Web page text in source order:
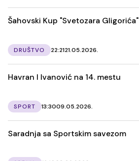
Šahovski Kup "Svetozara Gligorića"
DRUŠTVO 22:2121.05.2026.
Havran I Ivanović na 14. mestu
SPORT 13:3009.05.2026.
Saradnja sa Sportskim savezom